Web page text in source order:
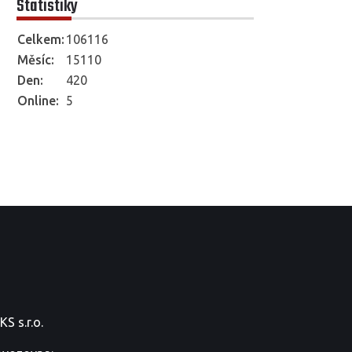
Statistiky
Online: 5
Celkem: 106116
Měsíc:
15110
Den:
420
s.r.o.